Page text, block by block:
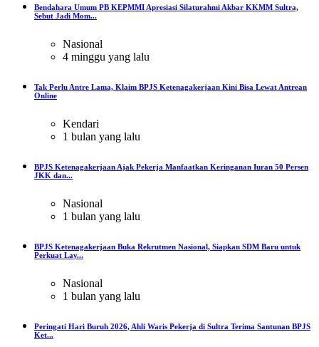
Bendahara Umum PB KEPMMI Apresiasi Silaturahmi Akbar KKMM Sultra,
Sebut Jadi Mom...
Nasional
4 minggu yang lalu
Tak Perlu Antre Lama, Klaim BPJS Ketenagakerjaan Kini Bisa Lewat Antrean
Online
Kendari
1 bulan yang lalu
BPJS Ketenagakerjaan Ajak Pekerja Manfaatkan Keringanan Iuran 50 Persen
JKK dan...
Nasional
1 bulan yang lalu
BPJS Ketenagakerjaan Buka Rekrutmen Nasional, Siapkan SDM Baru untuk
Perkuat Lay...
Nasional
1 bulan yang lalu
Peringati Hari Buruh 2026, Ahli Waris Pekerja di Sultra Terima Santunan BPJS
Ket...